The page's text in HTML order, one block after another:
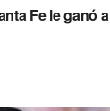
Fe le ganó a